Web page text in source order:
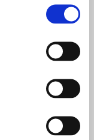
and gripping
Depression,
is a grim
works hard